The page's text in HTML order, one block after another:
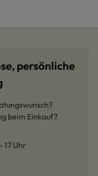
persönliche
beim Einkauf?
17 Uhr